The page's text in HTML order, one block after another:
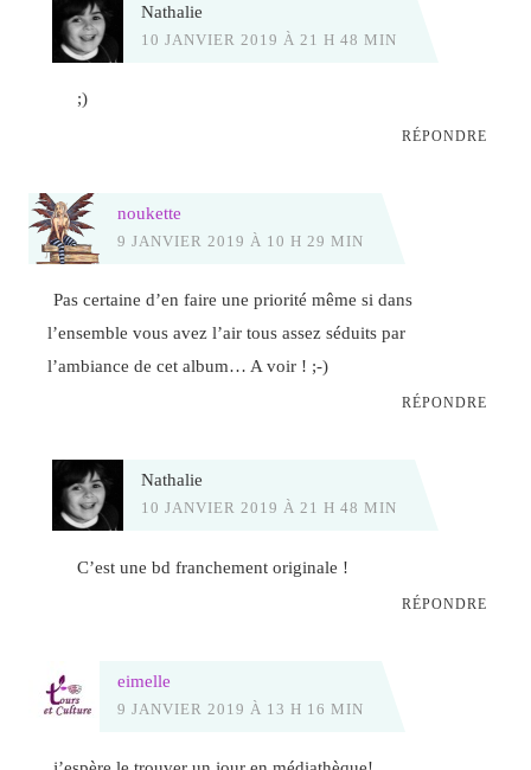
Nathalie
10 JANVIER 2019 À 21 H 48 MIN
;)
RÉPONDRE
noukette
9 JANVIER 2019 À 10 H 29 MIN
Pas certaine d’en faire une priorité même si dans
l’ensemble vous avez l’air tous assez séduits par
l’ambiance de cet album… A voir ! ;-)
RÉPONDRE
Nathalie
10 JANVIER 2019 À 21 H 48 MIN
C’est une bd franchement originale !
RÉPONDRE
eimelle
9 JANVIER 2019 À 13 H 16 MIN